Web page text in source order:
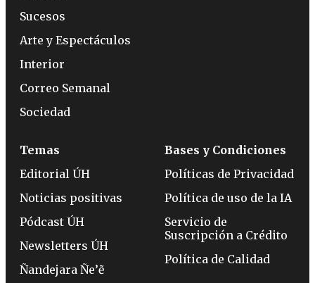
Sucesos
Arte y Espectáculos
Interior
Correo Semanal
Sociedad
Temas
Editorial ÚH
Noticias positivas
Pódcast ÚH
Newsletters ÚH
Ñandejara Ñe’ẽ
Bases y Condiciones
Políticas de Privacidad
Política de uso de la IA
Servicio de
Suscripción a Crédito
Política de Calidad